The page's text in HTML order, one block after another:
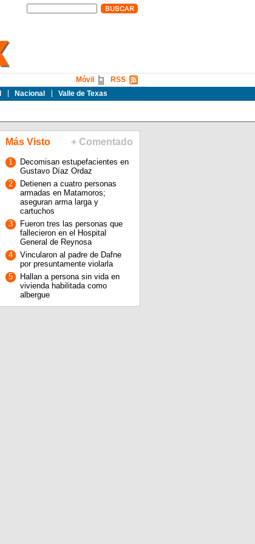
Nacional Valle de Texas
RSS
Móvil
Más Visto + Comentado
1
Decomisan estupefacientes en
Gustavo Díaz Ordaz
2
Detienen a cuatro personas
armadas en Matamoros;
aseguran arma larga y
cartuchos
3
Fueron tres las personas que
fallecieron en el Hospital
General de Reynosa
4
Vincularon al padre de Dafne
por presuntamente violarla
5
Hallan a persona sin vida en
vivienda habilitada como
albergue